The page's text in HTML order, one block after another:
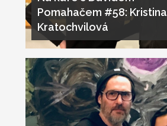
Pomahačem #58: Kristina
Kratochvilová